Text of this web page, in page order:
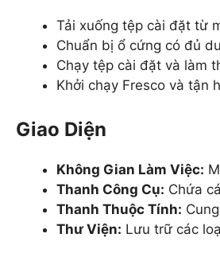
Tải xuống tệp cài đặt từ
Chuẩn bị ổ cứng có đủ
Chạy tệp cài đặt và làm
Khởi chạy Fresco và tận
Giao Diện
Không Gian Làm Việc:
Thanh Công Cụ: Chứa
Thanh Thuộc Tính:
Thư Viện: Lưu trữ các